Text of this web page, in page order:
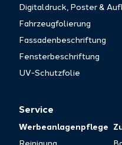
Digitaldruck, Poster &
Fahrzeugfolierung
Fassadenbeschriftung
Fensterbeschriftung
UV-Schutzfolie
Service
Werbeanlagenpflege